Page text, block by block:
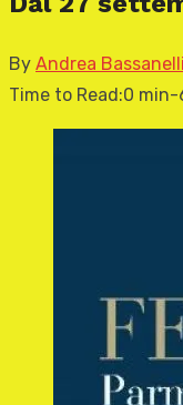
By Andrea Bassanelli
Time to Read:0 min-